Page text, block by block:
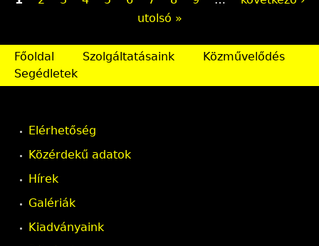
d
a
utolsó »
Főoldal Szolgáltatásaink
Közművelődés
Segédletek
Elérhetőség
Közérdekű adatok
Hírek
Galériák
Kiadványaink